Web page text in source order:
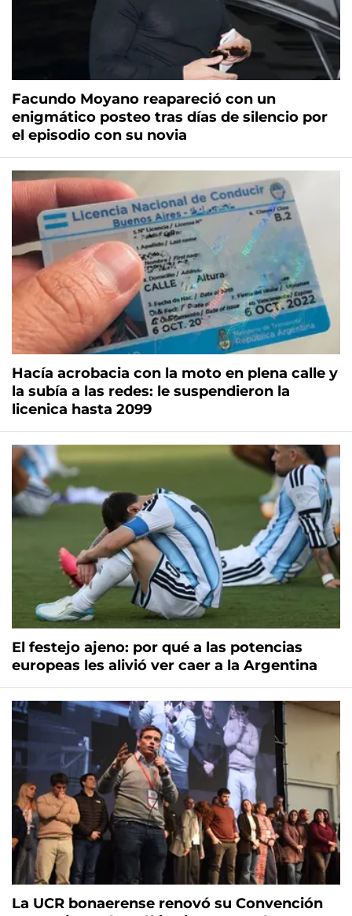
Facundo Moyano reapareció con un
enigmático posteo tras días de silencio por
el episodio con su novia
Hacía acrobacia con la moto en plena calle y
la subía a las redes: le suspendieron la
licenica hasta 2099
El festejo ajeno: por qué a las potencias
europeas les alivió ver caer a la Argentina
La UCR bonaerense renovó su Convención